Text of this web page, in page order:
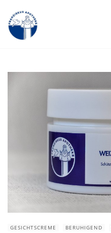
GESICHTSCREME BERUHIGEND